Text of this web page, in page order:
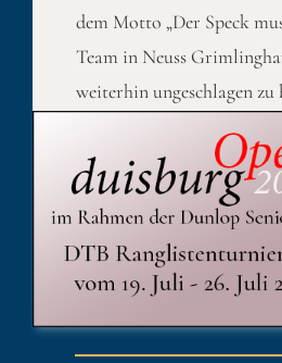
dem Motto „Der Speck
Team in Neuss
weiterhin ungeschlagen zu
Published On: 9. Januar
Kategorien:Sport